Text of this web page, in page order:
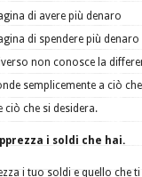
di avere più denaro
di spendere più
non conosce la
semplicemente a ciò
ciò che si desidera.
i soldi che hai.
i tuo soldi e quello che